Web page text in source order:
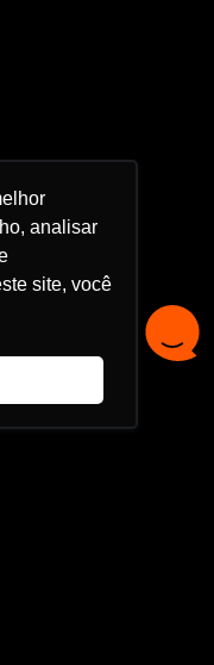
analisar
site, você